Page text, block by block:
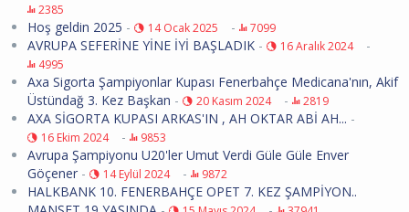
2385
Hoş geldin 2025 - 14 Ocak 2025 - 7099
AVRUPA SEFERİNE YİNE İYİ BAŞLADIK - 16 Aralık 2024 -
4995
Axa Sigorta Şampiyonlar Kupası Fenerbahçe Medicana'nın, Akif
Üstündağ 3. Kez Başkan - 20 Kasım 2024 - 2819
AXA SİGORTA KUPASI ARKAS'IN , AH OKTAR ABİ AH... -
16 Ekim 2024 - 9853
Avrupa Şampiyonu U20'ler Umut Verdi Güle Güle Enver
Göçener - 14 Eylül 2024 - 9872
HALKBANK 10. FENERBAHÇE OPET 7. KEZ ŞAMPİYON..